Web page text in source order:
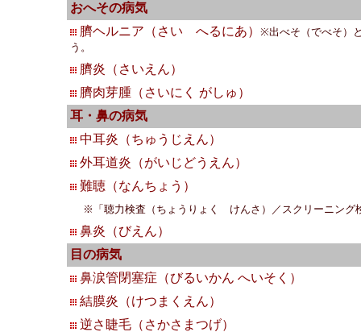
おへその病気
臍ヘルニア（さい へるにあ） ※出べそ（でべそ）
う。
臍炎（さいえん）
臍肉芽腫（さいにく がしゅ）
耳・鼻の病気
中耳炎（ちゅうじえん）
外耳道炎（がいじどうえん）
難聴（なんちょう）
※「聴力検査（ちょうりょく けんさ）／スクリーニング
鼻炎（びえん）
目の病気
鼻涙管閉塞症（びるいかん へいそく）
結膜炎（けつまくえん）
逆さ睫毛（さかさまつげ）